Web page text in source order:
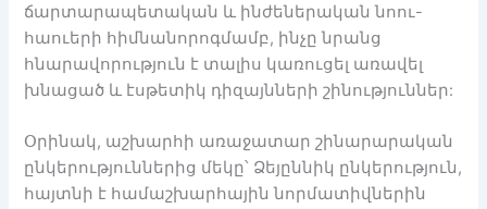
ճարտարապետական և ինժեներական նոու-
հաուերի հիմնանորոգմամբ, ինչը նրանց
հնարավորություն է տալիս կառուցել առավել
խնացած և էսթետիկ դիզայնների շինություններ:
Օրինակ, աշխարհի առաջատար շինարարական
ընկերություններից մեկը՝ Ձեյըննիկ ընկերություն,
հայտնի է համաշխարհային նորմատիվներին